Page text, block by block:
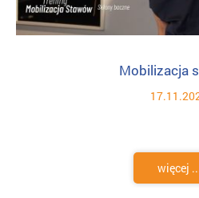
Mobilizacja
więcej